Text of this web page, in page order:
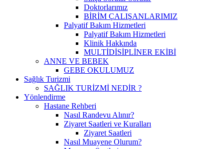
Doktorlarımız
BİRİM ÇALIŞANLARIMIZ
Palyatif Bakım Hizmetleri
Palyatif Bakım Hizmetleri
Klinik Hakkında
MULTİDİSİPLİNER EKİBİ
ANNE VE BEBEK
GEBE OKULUMUZ
Sağlık Turizmi
SAĞLIK TURİZMİ NEDİR ?
Yönlendirme
Hastane Rehberi
Nasıl Randevu Alınır?
Ziyaret Saatleri ve Kuralları
Ziyaret Saatleri
Nasıl Muayene Olurum?